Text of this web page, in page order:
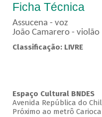
Ficha Técnica
Assucena - voz
João Camarero - violão
Classificação: LIVRE
Espaço Cultural BNDES
Avenida República do
Próximo ao metrô Carioca